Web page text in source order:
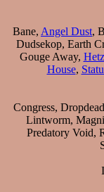
Bane, Angel Dust,
Dudsekop, Earth
Gouge Away,
House,
Congress,
Lintworm,
Predatory Void,